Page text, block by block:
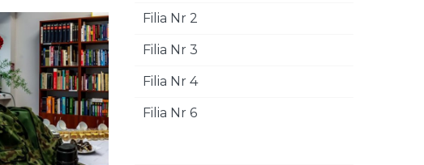
Filia Nr 2
Filia Nr 3
Filia Nr 4
Filia Nr 6